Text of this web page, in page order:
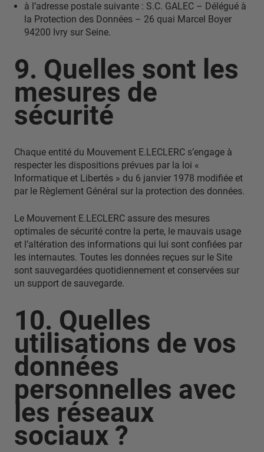
à l’adresse postale suivante : S.C. GALEC – Délégué à
la Protection des Données – 26 quai Marcel Boyer
94200 Ivry sur Seine.
9. Quelles sont les
mesures de
sécurité
Chaque entité du Mouvement E.LECLERC s’engage à
respecter les dispositions prévues par la loi «
Informatique et Libertés » du 6 janvier 1978 modifiée et
par le Règlement Général sur la protection des données.
Le Mouvement E.LECLERC assure des mesures
optimales de sécurité contre la perte, le mauvais usage
et l’altération des informations qui lui sont confiées par
les internautes. Toutes les données reçues sur le Site
sont sauvegardées quotidiennement et conservées sur
un support de sauvegarde.
10. Quelles
utilisations de vos
données
personnelles avec
les réseaux
sociaux ?